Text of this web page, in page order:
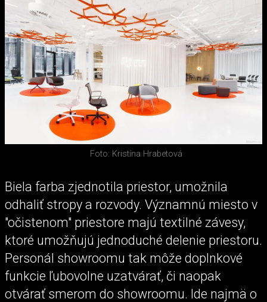
Foto: Kristína Hrabetová
Biela farba zjednotila priestor, umožnila
odhaliť stropy a rozvody. Významnú miesto v
"očistenom" priestore majú textilné závesy,
ktoré umožňujú jednoduché delenie priestoru.
Personál showroomu tak môže doplnkové
funkcie ľubovolne uzatvárať, či naopak
otvárať smerom do showroomu. Ide najmä o